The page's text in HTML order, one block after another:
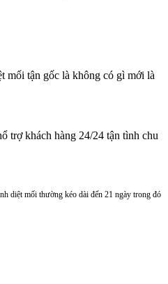
mối tận gốc là không có gì mới là
trợ khách hàng 24/24 tận tình chu
diệt mối thường kéo dài đến 21 ngày trong đó